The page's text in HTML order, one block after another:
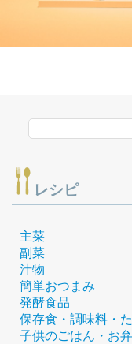
レシピ
主菜
副菜
汁物
簡単おつまみ
発酵食品
保存食・調味料・
子供のごはん・お